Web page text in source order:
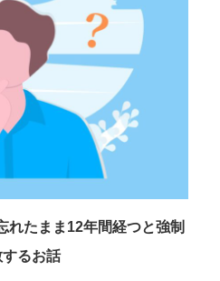
れたまま12年間経つと強制
るお話